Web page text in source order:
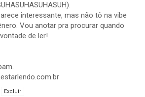
interessante, mas não tô na vibe
Vou anotar pra procurar quando
de ler!
Excluir